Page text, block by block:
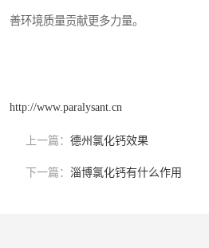
善环境质量贡献更多力量。
http://www.paralysant.cn
上一篇： 德州氯化钙效果
下一篇： 淄博氯化钙有什么作用